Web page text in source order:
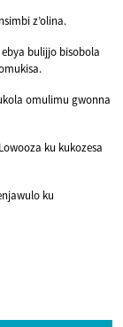
z’olina.
bulijjo bisobola
omulimu gwonna
ku kukozesa
ku